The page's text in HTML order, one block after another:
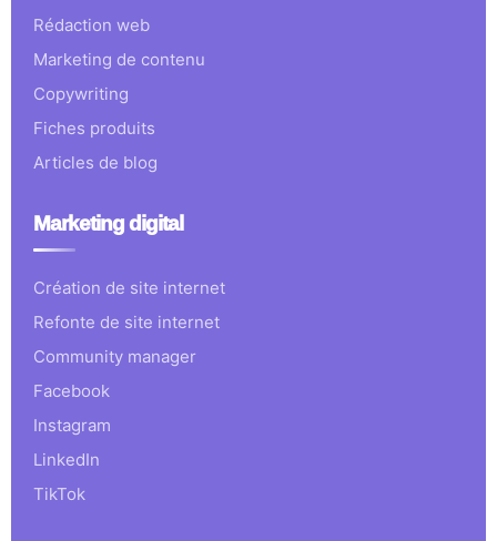
Rédaction web
Marketing de contenu
Copywriting
Fiches produits
Articles de blog
Marketing digital
Création de site internet
Refonte de site internet
Community manager
Facebook
Instagram
LinkedIn
TikTok